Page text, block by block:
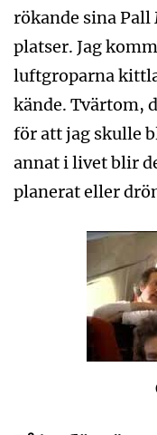
rökande sina
platser. Jag
luftgroparna
kände. Tvärtom,
för att jag skulle
annat i livet blir
planerat eller